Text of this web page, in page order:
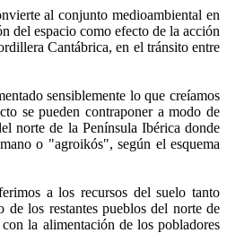
al conjunto medioambiental en
del espacio como efecto de la acción
Cantábrica, en el tránsito entre
sensiblemente lo que creíamos
se pueden contraponer a modo de
norte de la Península Ibérica donde
o "agroikós", según el esquema
a los recursos del suelo tanto
los restantes pueblos del norte de
la alimentación de los pobladores